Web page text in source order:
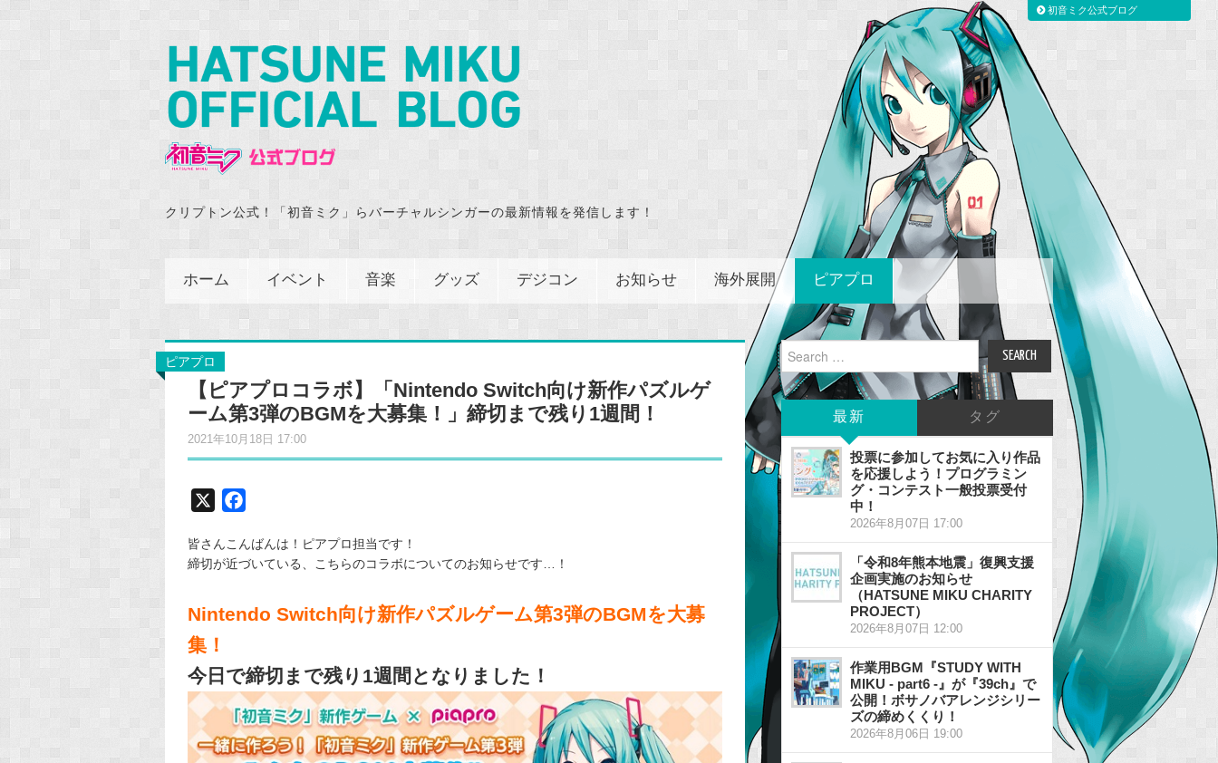
クリプトン公式！「初音ミク」らバーチャルシンガーの最新情報を発信します！
ホーム イベント 音楽 グッズ デジコン お知らせ 海外展開 ピアプロ
ピアプロ
【ピアプロコラボ】「Nintendo Switch向け新作パズルゲ
ーム第3弾のBGMを大募集！」締切まで残り1週間！
2021年10月18日 17:00
c
e
o
k
皆さんこんばんは！ピアプロ担当です！
締切が近づいている、こちらのコラボについてのお知らせです…！
Nintendo Switch向け新作パズルゲーム第3弾のBGMを大募
集！
今日で締切まで残り1週間となりました！
Search
for:
最新 タグ
投票に参加してお気に入り作品
を応援しよう！プログラミン
グ・コンテスト一般投票受付
中！
2026年8月07日 17:00
「令和8年熊本地震」復興支援
企画実施のお知らせ
（HATSUNE MIKU CHARITY
PROJECT）
2026年8月07日 12:00
作業用BGM『STUDY WITH
MIKU - part6 -』が『39ch』で
公開！ボサノバアレンジシリー
ズの締めくくり！
2026年8月06日 19:00
初音ミク公式ブログ